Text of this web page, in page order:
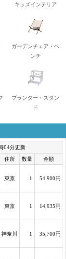
キッズインテリア
ガーデンチェア・ベ
ンチ
プランター・スタン
ド